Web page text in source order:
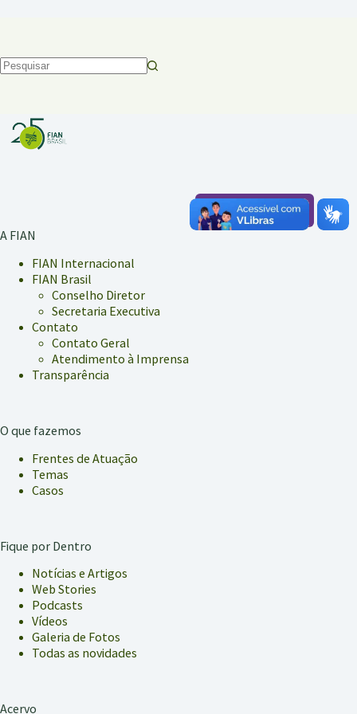
DOE
A FIAN
FIAN Internacional
FIAN Brasil
Conselho Diretor
Secretaria Executiva
Contato
Contato Geral
Atendimento à Imprensa
Transparência
O que fazemos
Frentes de Atuação
Temas
Casos
Fique por Dentro
Notícias e Artigos
Web Stories
Podcasts
Vídeos
Galeria de Fotos
Todas as novidades
Acervo